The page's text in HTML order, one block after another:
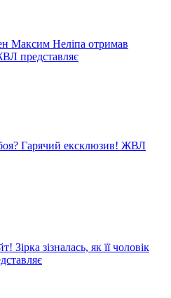
Максим Неліпа отримав
представляє
Гарячий ексклюзив! ЖВЛ
Зірка зізналась, як її чоловік